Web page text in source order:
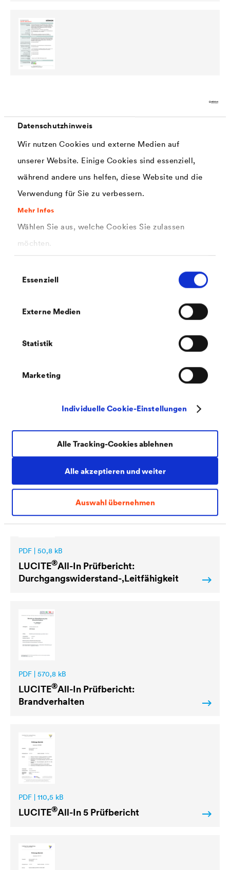
Datenschutzhinweis
Wir nutzen Cookies und externe Medien auf
unserer Website. Einige Cookies sind essenziell,
während andere uns helfen, diese Website und die
Verwendung für Sie zu verbessern.
Mehr Infos
Wählen Sie aus, welche Cookies Sie zulassen
möchten.
Essenziell
Externe Medien
Statistik
Marketing
Individuelle Cookie-Einstellungen
Alle akzeptieren und weiter
Auswahl übernehmen
Alle Tracking-Cookies ablehnen
PDF | 6 MB
LUCITE Lieferprogramm
PDF | 1,2 MB
836x297+3mmB-2026_WEB
PDF | 381,5 kB
LUCITE All-In 5 Prüfbericht: CO2-Dichte
PDF | 50,8 kB
LUCITE®All-In Prüfbericht:
Durchgangswiderstand-,Leitfähigkeit
PDF | 570,8 kB
LUCITE®All-In Prüfbericht:
Brandverhalten
PDF | 110,5 kB
LUCITE®All-In 5 Prüfbericht